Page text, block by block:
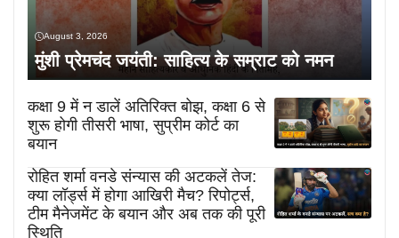
August 3, 2026
मुंशी प्रेमचंद जयंती: साहित्य के सम्राट को नमन
कक्षा 9 में न डालें अतिरिक्त बोझ, कक्षा 6 से
शुरू होगी तीसरी भाषा, सुप्रीम कोर्ट का
बयान
रोहित शर्मा वनडे संन्यास की अटकलें तेज:
क्या लॉर्ड्स में होगा आखिरी मैच? रिपोर्ट्स,
टीम मैनेजमेंट के बयान और अब तक की पूरी
स्थिति